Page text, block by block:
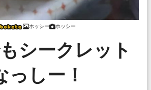
ホッシー ホッシー
シークレット
っしー！